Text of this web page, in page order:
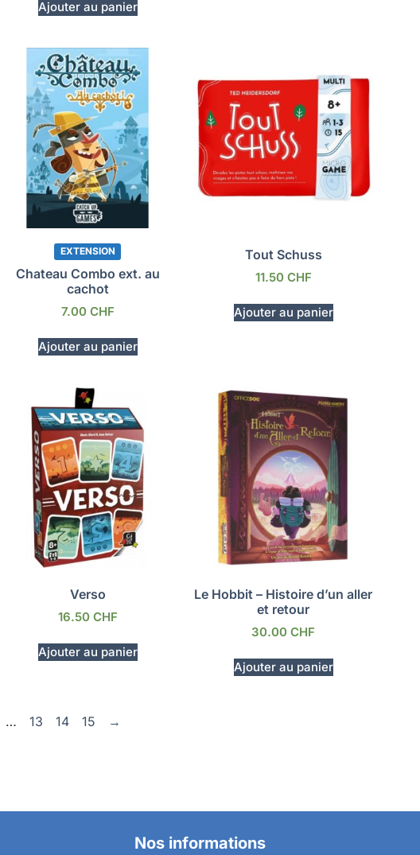
Ajouter au panier
EXTENSION
Chateau Combo ext. au
cachot
7.00 CHF
Ajouter au panier
Tout Schuss
11.50 CHF
Ajouter au panier
Verso
16.50 CHF
Ajouter au panier
Le Hobbit – Histoire d’un aller
et retour
30.00CHF
Ajouter au panier
… 13 14 15 →
Nos informations